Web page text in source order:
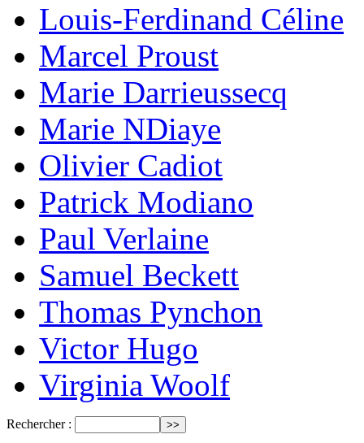
Louis-Ferdinand Céline
Marcel Proust
Marie Darrieussecq
Marie NDiaye
Olivier Cadiot
Patrick Modiano
Paul Verlaine
Samuel Beckett
Thomas Pynchon
Victor Hugo
Virginia Woolf
Rechercher :